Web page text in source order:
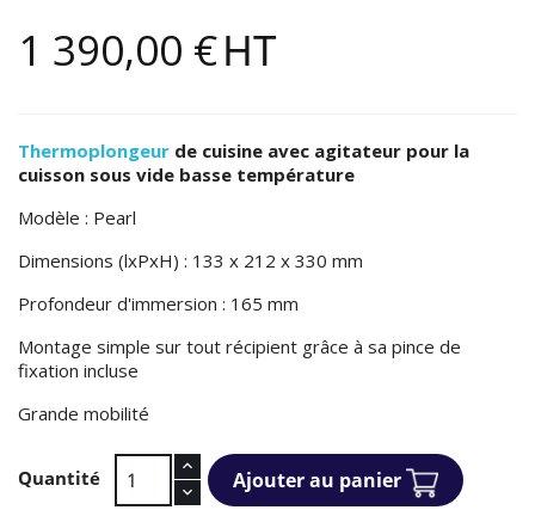
1 390,00 €HT
Thermoplongeur de cuisine avec agitateur pour la
cuisson sous vide basse température
Modèle : Pearl
Dimensions (lxPxH) : 133 x 212 x 330 mm
Profondeur d'immersion : 165 mm
Montage simple sur tout récipient grâce à sa pince de
fixation incluse
Grande mobilité
Quantité Ajouter au panier